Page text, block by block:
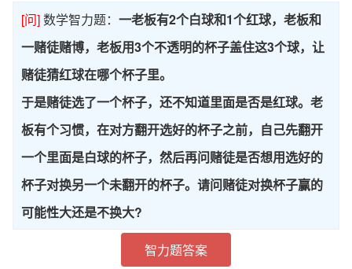
[问]数学智力题： 一老板有2个白球和1个红球，老板和
一赌徒赌博，老板用3个不透明的杯子盖住这3个球，让
赌徒猜红球在哪个杯子里。
于是赌徒选了一个杯子，还不知道里面是否是红球。老
板有个习惯，在对方翻开选好的杯子之前，自己先翻开
一个里面是白球的杯子，然后再问赌徒是否想用选好的
杯子对换另一个未翻开的杯子。请问赌徒对换杯子赢的
可能性大还是不换大?
智力题答案